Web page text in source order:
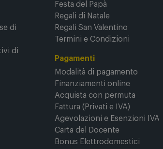
di
di
Black Friday
Festa del Papà
Regali di Natale
Regali San Valentino
Termini e Condizioni
Pagamenti
Modalità di pagamento
Finanziamenti online
Acquista con permuta
Fattura (Privati e IVA)
Agevolazioni e Esenzioni IVA
Carta del Docente